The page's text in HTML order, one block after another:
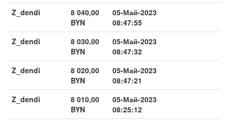
Z_dendi
8 040,00
BYN
05-Май-2023
08:47:55
Z_dendi
8 030,00
BYN
05-Май-2023
08:47:32
Z_dendi
8 020,00
BYN
05-Май-2023
08:47:21
Z_dendi
8 010,00
BYN
05-Май-2023
08:25:12